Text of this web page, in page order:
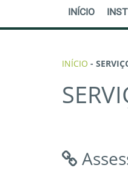
INÍCIO
INÍCIO -